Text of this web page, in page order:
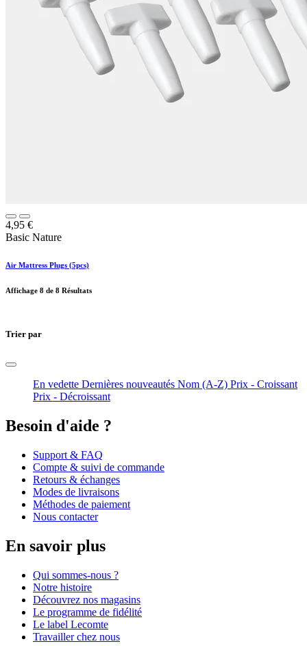
4,95 €
Basic Nature
Air Mattress Plugs (5pcs)
Affichage 8 de 8 Résultats
Trier par
En vedette Dernières nouveautés Nom (A-Z) Prix - Croissant
Prix - Décroissant
Besoin d'aide ?
Support & FAQ
Compte & suivi de commande
Retours & échanges
Modes de livraisons
Méthodes de paiement
Nous contacter
En savoir plus
Qui sommes-nous ?
Notre histoire
Découvrez nos magasins
Le programme de fidélité
Le label Lecomte
Travailler chez nous